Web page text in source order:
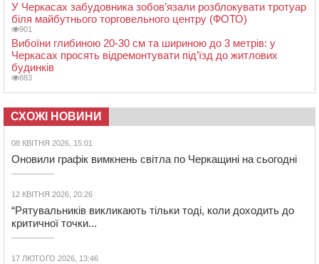
У Черкасах забудовника зобов’язали розблокувати тротуар
біля майбутнього торговельного центру (ФОТО)
901
Вибоїни глибиною 20-30 см та шириною до 3 метрів: у
Черкасах просять відремонтувати під’їзд до житлових
будинків
883
СХОЖІ НОВИНИ
08 КВІТНЯ 2026, 15:01
Оновили графік вимкнень світла по Черкащині на сьогодні
12 КВІТНЯ 2026, 20:26
“Рятувальників викликають тільки тоді, коли доходить до
критичної точки...
17 ЛЮТОГО 2026, 13:46